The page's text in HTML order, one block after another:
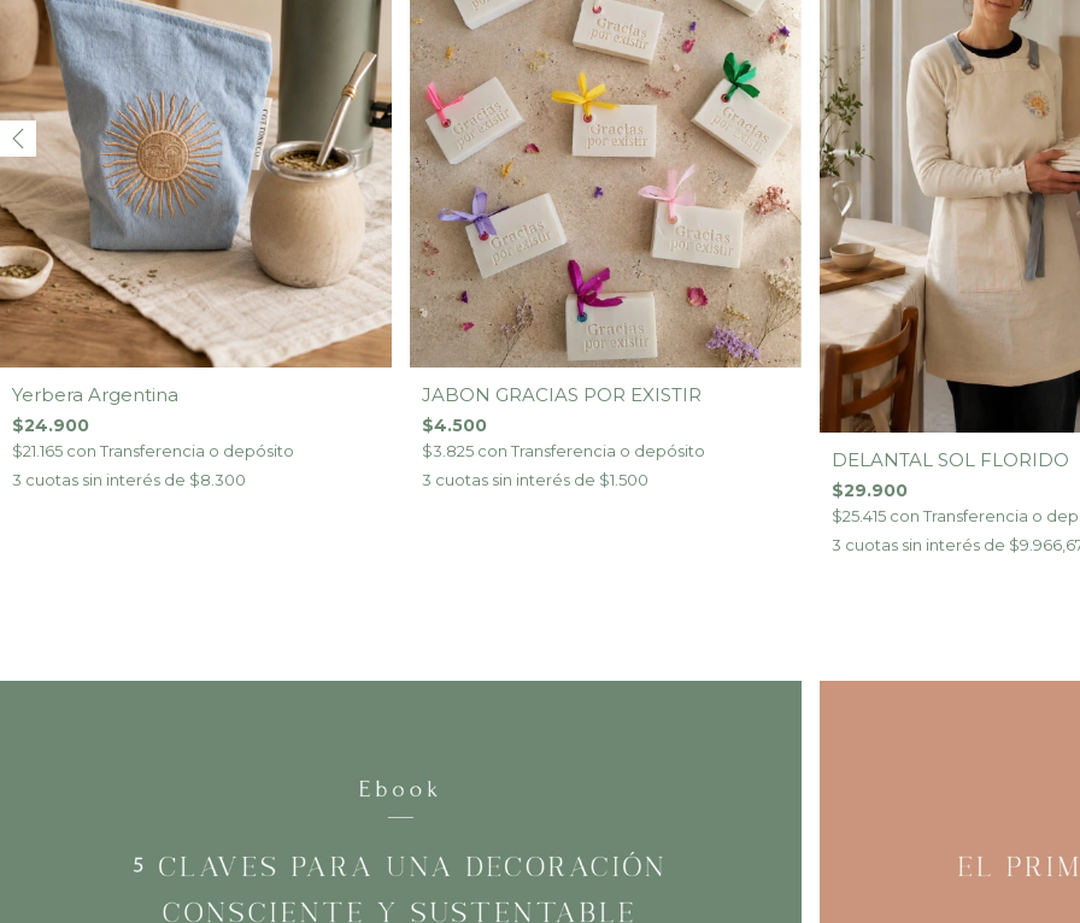
Yerbera Argentina
$24.900
$21.165 con Transferencia o depósito
3 cuotas sin interés de $8.300
JABON GRACIAS POR EXISTIR
$4.500
$3.825 con Transferencia o depósito
3 cuotas sin interés de $1.500
DELANTAL SOL FLORIDO
$29.900
$25.415 con Transferencia o
3 cuotas sin interés de